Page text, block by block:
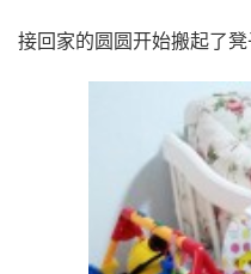
接回家的圆圆开始搬起了